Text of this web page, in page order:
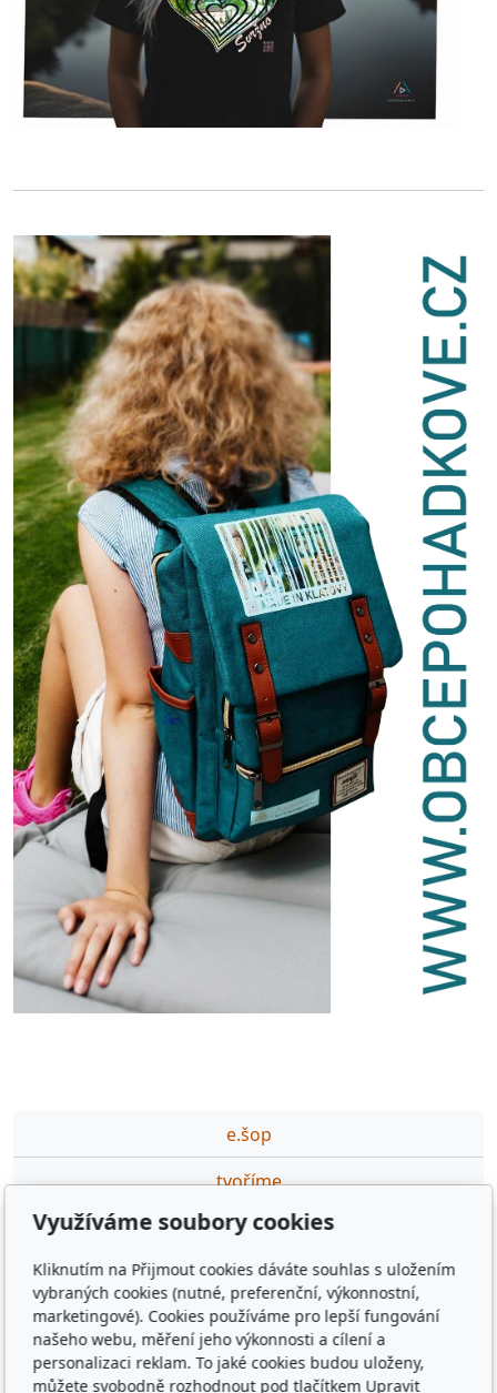
e.šop
tvoříme
partneři
podporujeme
ceník DTP,GFX prací
výuka·na·míru
Využíváme soubory cookies
Kliknutím na Přijmout cookies dáváte souhlas s uložením
vybraných cookies (nutné, preferenční, výkonnostní,
marketingové). Cookies používáme pro lepší fungování
našeho webu, měření jeho výkonnosti a cílení a
personalizaci reklam. To jaké cookies budou uloženy,
můžete svobodně rozhodnout pod tlačítkem Upravit